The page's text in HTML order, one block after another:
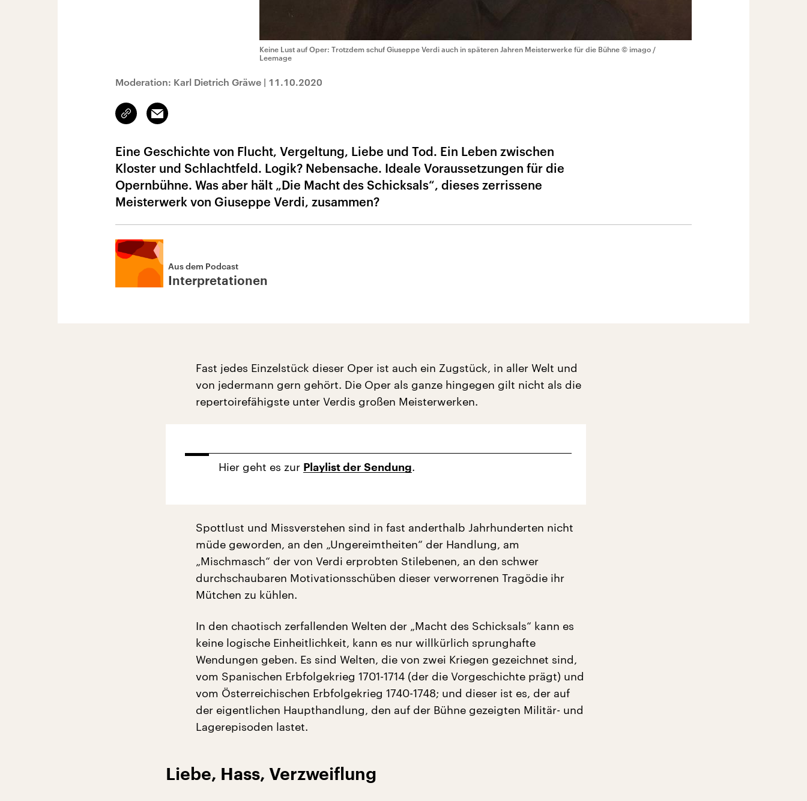
Keine Lust auf Oper: Trotzdem schuf Giuseppe Verdi auch in späteren Jahren Meisterwerke für die Bühne © imago /
Leemage
Moderation: Karl Dietrich Gräwe | 11.10.2020
Link
kopieren/teilen
Email
Eine Geschichte von Flucht, Vergeltung, Liebe und Tod. Ein Leben zwischen
Kloster und Schlachtfeld. Logik? Nebensache. Ideale Voraussetzungen für die
Opernbühne. Was aber hält „Die Macht des Schicksals“, dieses zerrissene
Meisterwerk von Giuseppe Verdi, zusammen?
Aus dem Podcast
Interpretationen
Fast jedes Einzelstück dieser Oper ist auch ein Zugstück, in aller Welt und
von jedermann gern gehört. Die Oper als ganze hingegen gilt nicht als die
repertoirefähigste unter Verdis großen Meisterwerken.
Hier geht es zur Playlist der Sendung.
Spottlust und Missverstehen sind in fast anderthalb Jahrhunderten nicht
müde geworden, an den „Ungereimtheiten“ der Handlung, am
„Mischmasch“ der von Verdi erprobten Stilebenen, an den schwer
durchschaubaren Motivationsschüben dieser verworrenen Tragödie ihr
Mütchen zu kühlen.
In den chaotisch zerfallenden Welten der „Macht des Schicksals“ kann es
keine logische Einheitlichkeit, kann es nur willkürlich sprunghafte
Wendungen geben. Es sind Welten, die von zwei Kriegen gezeichnet sind,
vom Spanischen Erbfolgekrieg 1701-1714 (der die Vorgeschichte prägt) und
vom Österreichischen Erbfolgekrieg 1740-1748; und dieser ist es, der auf
der eigentlichen Haupthandlung, den auf der Bühne gezeigten Militär- und
Lagerepisoden lastet.
Liebe, Hass, Verzweiflung